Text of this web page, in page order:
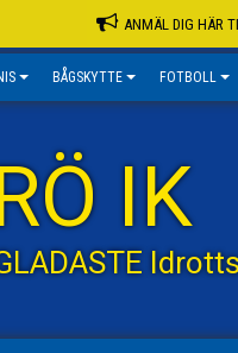
ANMÄL DIG HÄR
BÅGSKYTTE FOTBOLL
IK